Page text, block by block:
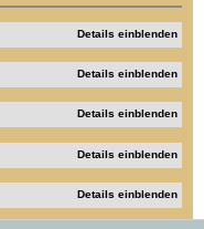
Details einblenden
Details einblenden
Details einblenden
Details einblenden
Details einblenden